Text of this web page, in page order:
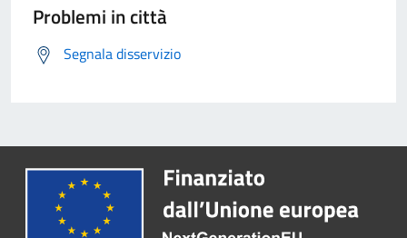
Problemi in città
Segnala disservizio